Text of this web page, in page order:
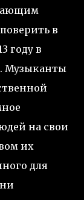
в
году в
Музыканты
на свои
их
для